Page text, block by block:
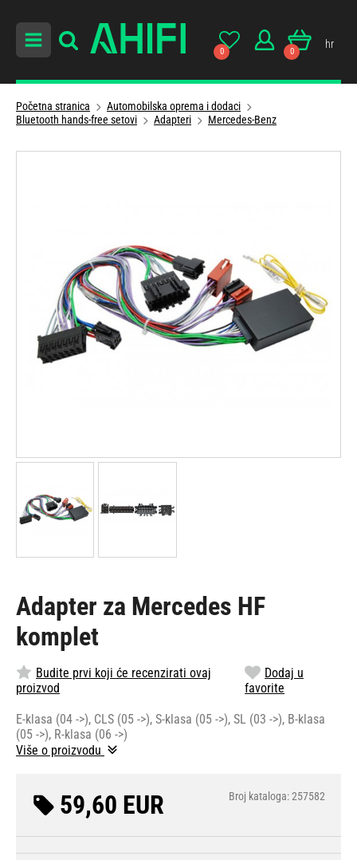
0 0
hr
Početna stranica
Automobilska oprema i dodaci
Bluetooth hands-free setovi
Adapteri Mercedes-Benz
Adapter za Mercedes HF
komplet
Budite prvi koji će recenzirati ovaj
proizvod
Dodaj u
favorite
E-klasa (04 ->), CLS (05 ->), S-klasa (05 ->), SL (03 ->), B-klasa
(05 ->), R-klasa (06 ->)
Više o proizvodu
59,60 EUR Broj kataloga: 257582